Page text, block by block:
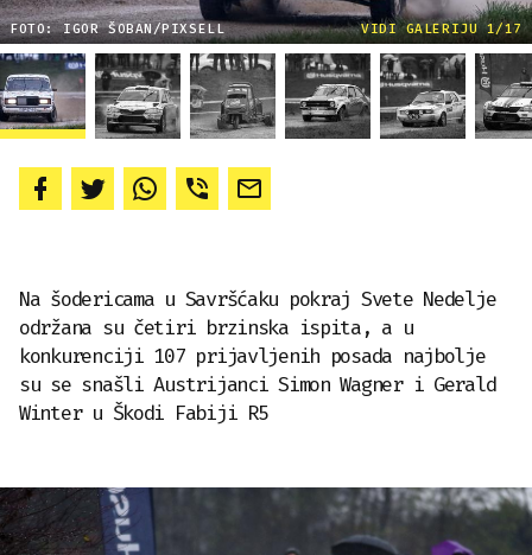
FOTO: IGOR ŠOBAN/PIXSELL VIDI GALERIJU 1/17
Na šodericama u Savršćaku pokraj Svete Nedelje
održana su četiri brzinska ispita, a u
konkurenciji 107 prijavljenih posada najbolje
su se snašli Austrijanci Simon Wagner i Gerald
Winter u Škodi Fabiji R5